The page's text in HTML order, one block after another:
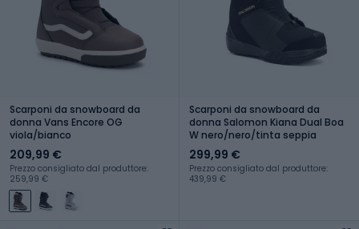
Scarponi da snowboard da
donna Vans Encore OG
viola/bianco
209,99 €
Prezzo consigliato dal produttore:
259,99 €
Scarponi da snowboard da
donna Salomon Kiana Dual Boa
W nero/nero/tinta seppia
299,99 €
Prezzo consigliato dal produttore:
439,99 €